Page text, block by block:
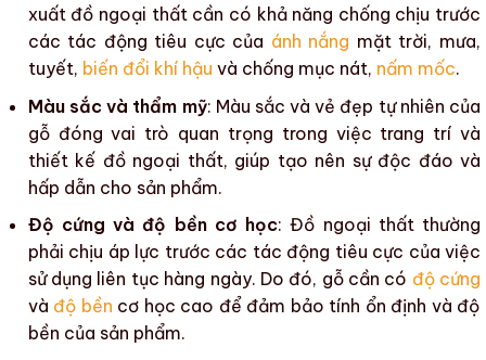
xuất đồ ngoại thấtcần có khả năng chống chịu trước
các tác động tiêu cực của ánh nắng mặt trời, mưa,
tuyết, biến đổi khí hậu và chống mục nát, nấm mốc.
Màu sắc và thẩm mỹ: Màu sắc và vẻ đẹp tự nhiên của
gỗ đóng vai trò quan trọng trong việc trang trí và
thiết kế đồ ngoại thất, giúp tạo nên sự độc đáo và
hấp dẫn cho sản phẩm.
Độ cứng và độ bền cơ học:Đồ ngoại thấtthường
phải chịu áp lực trước các tác động tiêu cực của việc
sử dụng liên tục hàng ngày. Do đó, gỗ cần có độ cứng
và độ bền cơ học cao để đảm bảo tính ổn định và độ
bền của sản phẩm.